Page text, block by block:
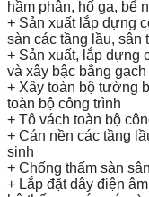
hầm phân, hố ga, bể
+ Sản xuất lắp dựng
sàn các tầng lầu, sân
+ Sản xuất, lắp dựng
và xây bậc bằng
+ Xây toàn bộ tường
toàn bộ công trình
+ Tô vách toàn bộ
+ Cán nền các tầng
sinh
+ Chống thấm sàn
+ Lắp đặt dây điện